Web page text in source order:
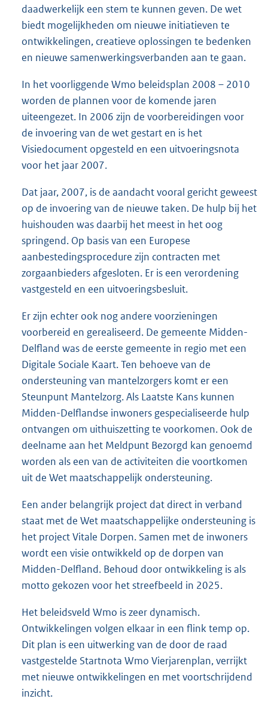
daadwerkelijk een stem te kunnen geven. De wet
biedt mogelijkheden om nieuwe initiatieven te
ontwikkelingen, creatieve oplossingen te bedenken
en nieuwe samenwerkingsverbanden aan te gaan.
In het voorliggende Wmo beleidsplan 2008 – 2010
worden de plannen voor de komende jaren
uiteengezet. In 2006 zijn de voorbereidingen voor
de invoering van de wet gestart en is het
Visiedocument opgesteld en een uitvoeringsnota
voor het jaar 2007.
Dat jaar, 2007, is de aandacht vooral gericht geweest
op de invoering van de nieuwe taken. De hulp bij het
huishouden was daarbij het meest in het oog
springend. Op basis van een Europese
aanbestedingsprocedure zijn contracten met
zorgaanbieders afgesloten. Er is een verordening
vastgesteld en een uitvoeringsbesluit.
Er zijn echter ook nog andere voorzieningen
voorbereid en gerealiseerd. De gemeente Midden-
Delfland was de eerste gemeente in regio met een
Digitale Sociale Kaart. Ten behoeve van de
ondersteuning van mantelzorgers komt er een
Steunpunt Mantelzorg. Als Laatste Kans kunnen
Midden-Delflandse inwoners gespecialiseerde hulp
ontvangen om uithuiszetting te voorkomen. Ook de
deelname aan het Meldpunt Bezorgd kan genoemd
worden als een van de activiteiten die voortkomen
uit de Wet maatschappelijk ondersteuning.
Een ander belangrijk project dat direct in verband
staat met de Wet maatschappelijke ondersteuning is
het project Vitale Dorpen. Samen met de inwoners
wordt een visie ontwikkeld op de dorpen van
Midden-Delfland. Behoud door ontwikkeling is als
motto gekozen voor het streefbeeld in 2025.
Het beleidsveld Wmo is zeer dynamisch.
Ontwikkelingen volgen elkaar in een flink temp op.
Dit plan is een uitwerking van de door de raad
vastgestelde Startnota Wmo Vierjarenplan, verrijkt
met nieuwe ontwikkelingen en met voortschrijdend
inzicht.